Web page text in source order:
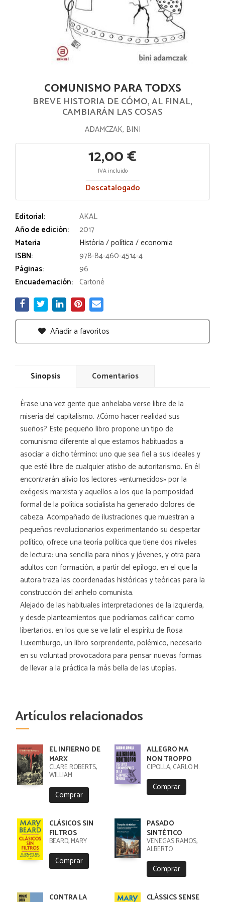
COMUNISMO PARA TODXS
BREVE HISTORIA DE CÓMO, AL FINAL,
CAMBIARÁN LAS COSAS
ADAMCZAK, BINI
12,00 €
IVA incluido
Descatalogado
Editorial:
AKAL
Año de edición:
2017
Materia
Història / política / economia
ISBN:
978-84-460-4514-4
Páginas:
96
Encuadernación: Cartoné
Añadir a favoritos
Sinopsis Comentarios
Érase una vez gente que anhelaba verse libre de la
miseria del capitalismo. ¿Cómo hacer realidad sus
sueños? Este pequeño libro propone un tipo de
comunismo diferente al que estamos habituados a
asociar a dicho término; uno que sea fiel a sus ideales y
que esté libre de cualquier atisbo de autoritarismo. En él
encontrarán alivio los lectores «entumecidos» por la
exégesis marxista y aquellos a los que la pomposidad
formal de la política socialista ha generado dolores de
cabeza. Acompañado de ilustraciones que muestran a
pequeños revolucionarios experimentando su despertar
político, ofrece una teoría política que tiene dos niveles
de lectura: una sencilla para niños y jóvenes, y otra para
adultos con formación, a partir del epílogo, en el que la
autora traza las coordenadas históricas y teóricas para la
construcción del anhelo comunista.
Alejado de las habituales interpretaciones de la izquierda,
y desde planteamientos que podríamos calificar como
libertarios, en los que se ve latir el espíritu de Rosa
Luxemburgo, un libro sorprendente, polémico, necesario
en su voluntad provocadora para pensar nuevas formas
de llevar a la práctica la más bella de las utopías.
Artículos relacionados
EL INFIERNO DE
MARX
CLARE ROBERTS,
WILLIAM
Comprar
ALLEGRO MA
NON TROPPO
CIPOLLA, CARLO M.
Comprar
CLÁSICOS SIN
FILTROS
BEARD, MARY
Comprar
PASADO
SINTÉTICO
VENEGAS RAMOS,
ALBERTO
Comprar
CONTRA LA
CLÀSSICS SENSE